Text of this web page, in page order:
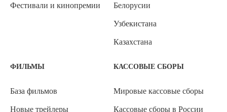
Фестивали и кинопремии Белорусии
Узбекистана
Казахстана
ФИЛЬМЫ
База фильмов
Новые трейлеры
КАССОВЫЕ СБОРЫ
Мировые кассовые сборы
Кассовые сборы в России